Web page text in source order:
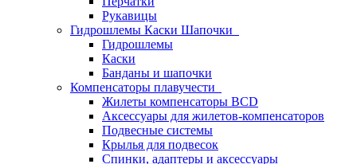
Рукавицы
Гидрошлемы Каски Шапочки
Гидрошлемы
Каски
Банданы и шапочки
Компенсаторы плавучести
Жилеты компенсаторы BCD
Аксессуары для жилетов-компенсаторов
Подвесные системы
Крылья для подвесок
Спинки, адаптеры и аксессуары